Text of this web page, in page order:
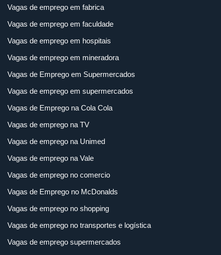
Vagas de emprego em fabrica
Vagas de emprego em faculdade
Vagas de emprego em hospitais
Vagas de emprego em mineradora
Vagas de Emprego em Supermercados
Vagas de emprego em supermercados
Vagas de Emprego na Cola Cola
Vagas de emprego na TV
Vagas de emprego na Unimed
Vagas de emprego na Vale
Vagas de emprego no comercio
Vagas de Emprego no McDonalds
Vagas de emprego no shopping
Vagas de emprego no transportes e logística
Vagas de emprego supermercados